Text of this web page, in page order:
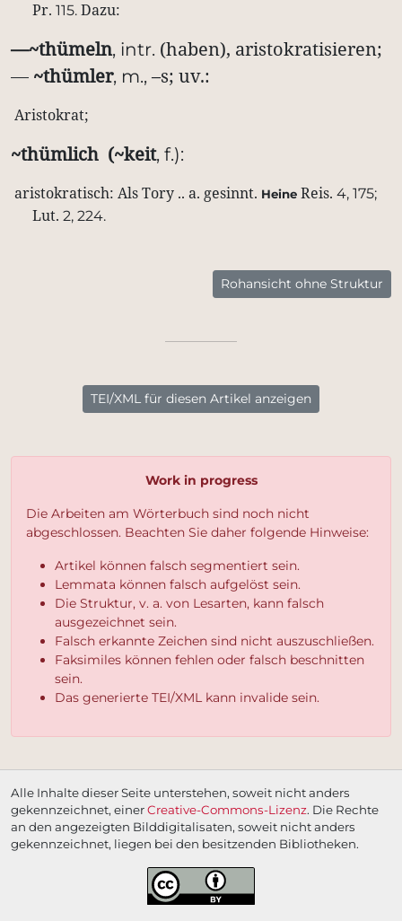
Pr. 115. Dazu:
—~thümeln, intr. (haben), aristokratisieren;
— ~thümler, m., –s; uv.:
Aristokrat;
~thümlich (~keit, f.):
aristokratisch: AlsTory .. a. gesinnt. Heine Reis. 4, 175;
Lut. 2, 224.
Rohansicht ohne Struktur
TEI/XML für diesen Artikel anzeigen
Work in progress
Die Arbeiten am Wörterbuch sind noch nicht
abgeschlossen. Beachten Sie daher folgende Hinweise:
Artikel können falsch segmentiert sein.
Lemmata können falsch aufgelöst sein.
Die Struktur, v. a. von Lesarten, kann falsch
ausgezeichnet sein.
Falsch erkannte Zeichen sind nicht auszuschließen.
Faksimiles können fehlen oder falsch beschnitten
sein.
Das generierte TEI/XML kann invalide sein.
Alle Inhalte dieser Seite unterstehen, soweit nicht anders
gekennzeichnet, einerCreative-Commons-Lizenz. Die Rechte
an den angezeigten Bilddigitalisaten, soweit nicht anders
gekennzeichnet, liegen bei den besitzenden Bibliotheken.